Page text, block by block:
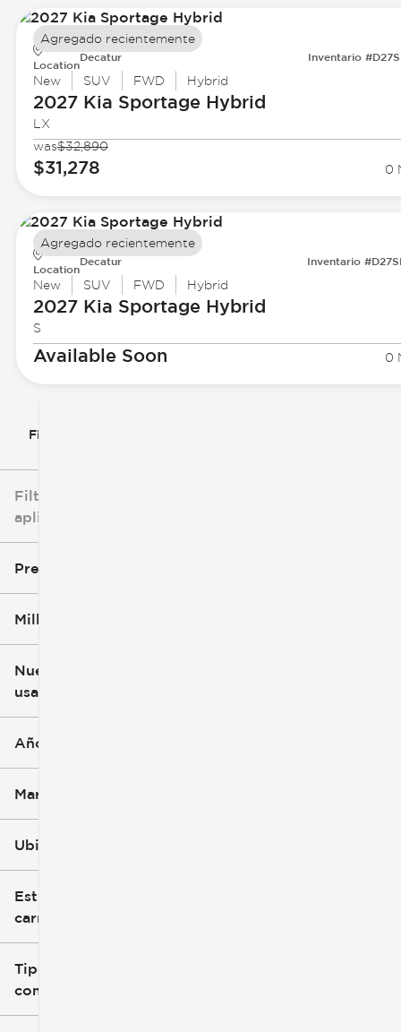
Filtrar por
Filtros
aplicados
Precio
Millaje
0 mi
Nuevo o
usado
Año
Marca
Ubicación
Estilo de
carrocería
Tipo de
combustible
Location
Decatur Inventario
New SUV FWD Hybrid
2027 Kia Sportage Hybrid
LX
was$32,890
$31,278 0
Agregado recientemente
Location
Decatur Inventario
New SUV FWD Hybrid
2027 Kia Sportage Hybrid
S
Available Soon 0
Agregado recientemente